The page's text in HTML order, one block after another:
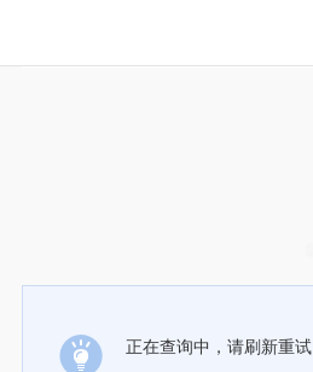
正在查询中，请刷新重试